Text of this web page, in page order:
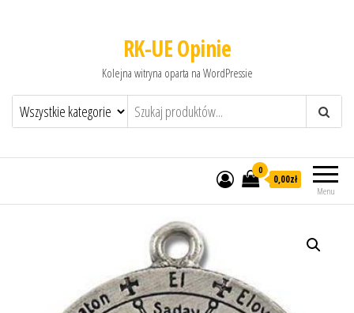
RK-UE Opinie
Kolejna witryna oparta na WordPressie
Menu
0
0,00zł